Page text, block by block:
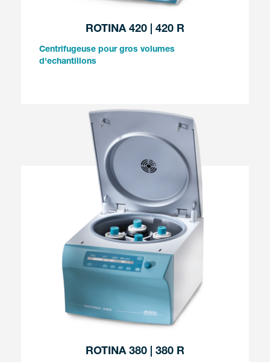
ROTINA 420 | 420 R
Centrifugeuse pour gros volumes
d'echantillons
ROTINA 380 | 380 R